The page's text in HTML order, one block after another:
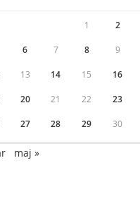
1 2
6 7 8 9
13 14 15 16
20 21 22 23
27 28 29 30
maj »